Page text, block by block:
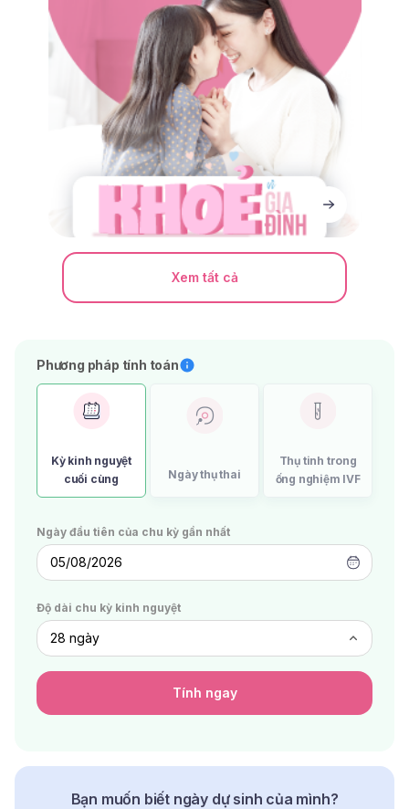
Xem tất cả
Phương pháp tính toán
Kỳ kinh nguyệt
cuối cùng
Ngày thụ thai
Thụ tinh trong
ống nghiệm IVF
Ngày đầu tiên của chu kỳ gần nhất
05/08/2026
Độ dài chu kỳ kinh nguyệt
Tính ngay
Bạn muốn biết ngày dự sinh của mình?